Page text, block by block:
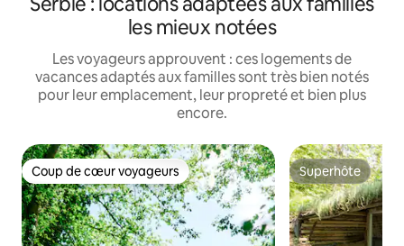
les mieux notées
Les voyageurs approuvent : ces logements de
vacances adaptés aux familles sont très bien notés
pour leur emplacement, leur propreté et bien plus
encore.
Coup de cœur voyageurs
Coup de cœur voyageurs Superhôte
Superhôte